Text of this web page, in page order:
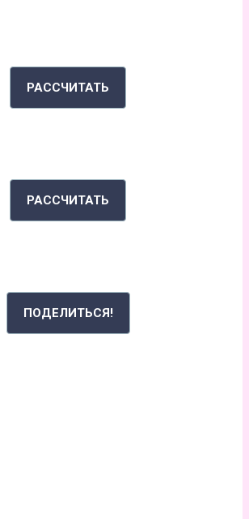
РАССЧИТАТЬ
РАССЧИТАТЬ
ПОДЕЛИТЬСЯ!